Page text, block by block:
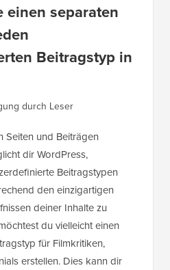
einen separaten
Beitragstyp in
durch Leser
Seiten und Beiträgen
dir WordPress,
Beitragstypen
den einzigartigen
deiner Inhalte zu
du vielleicht einen
für Filmkritiken,
erstellen. Dies kann dir